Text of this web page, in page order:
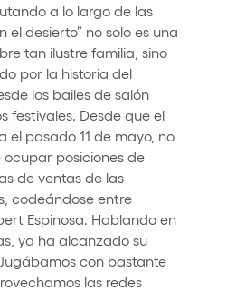
a lo largo de las
el desierto” no solo es una
tan ilustre familia, sino
por la historia del
los bailes de salón
festivales. Desde que el
el pasado 11 de mayo, no
posiciones de
de ventas de las
codeándose entre
Espinosa. Hablando en
ya ha alcanzado su
con bastante
las redes